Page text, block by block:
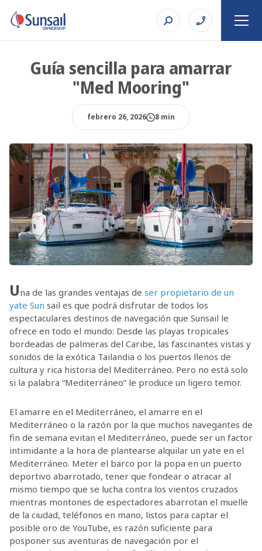
Guía sencilla para amarrar
"Med Mooring"
febrero 26, 2026 8 min
Una de las grandes ventajas de ser propietario de un
yate Sun sail es que podrá disfrutar de todos los
espectaculares destinos de navegación que Sunsail le
ofrece en todo el mundo: Desde las playas tropicales
bordeadas de palmeras del Caribe, las fascinantes vistas y
sonidos de la exótica Tailandia o los puertos llenos de
cultura y rica historia del Mediterráneo. Pero no está solo
si la palabra “Mediterráneo” le produce un ligero temor.
El amarre en el Mediterráneo, el amarre en el
Mediterráneo o la razón por la que muchos navegantes de
fin de semana evitan el Mediterráneo, puede ser un factor
intimidante a la hora de plantearse alquilar un yate en el
Mediterráneo. Meter el barco por la popa en un puerto
deportivo abarrotado, tener que fondear o atracar al
mismo tiempo que se lucha contra los vientos cruzados
mientras montones de espectadores abarrotan el muelle
de la ciudad, teléfonos en mano, listos para captar el
posible oro de YouTube, es razón suficiente para
posponer sus aventuras de navegación por el